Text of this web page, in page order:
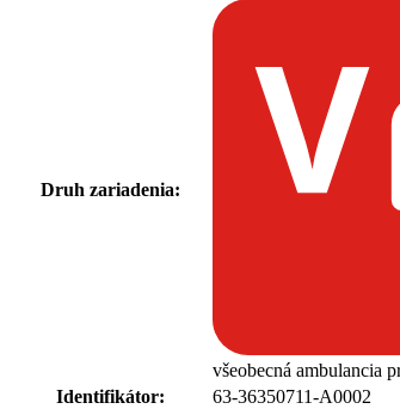
Druh zariadenia:
všeobecná ambulancia
Identifikátor:
63-36350711-A0002